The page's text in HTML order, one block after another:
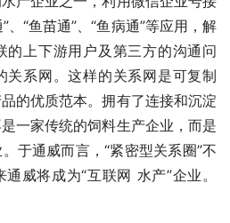
、“鱼苗通”、“鱼病通”等应用，解
的上下游用户及第三方的沟通问
关系网。这样的关系网是可复制
的优质范本。拥有了连接和沉淀
一家传统的饲料生产企业，而是
于通威而言，“紧密型关系圈”不
威将成为“互联网 水产”企业。